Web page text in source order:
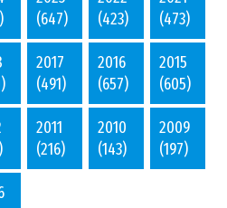
(647)
(423)
(473)
2017
(491)
2016
(657)
2015
(605)
2011
(216)
2010
(143)
2009
(197)